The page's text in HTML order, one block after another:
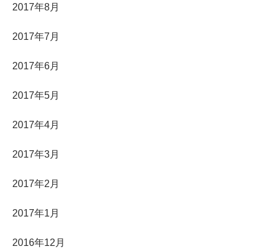
2017年8月
2017年7月
2017年6月
2017年5月
2017年4月
2017年3月
2017年2月
2017年1月
2016年12月